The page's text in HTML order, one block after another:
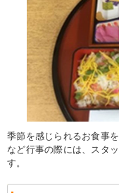
季節を感じられるお食事
など行事の際には、スタ
す。